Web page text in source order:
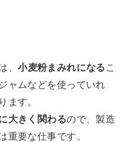
、小麦粉まみれになる こ
ャムなどを使っていれ
ます。
大きく関わるので、製造
重要な仕事です。